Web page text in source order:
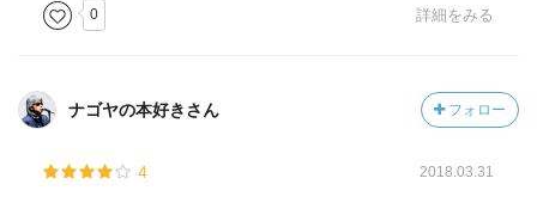
0 詳細をみる
ナゴヤの本好きさん フォロー
4 2018.03.31